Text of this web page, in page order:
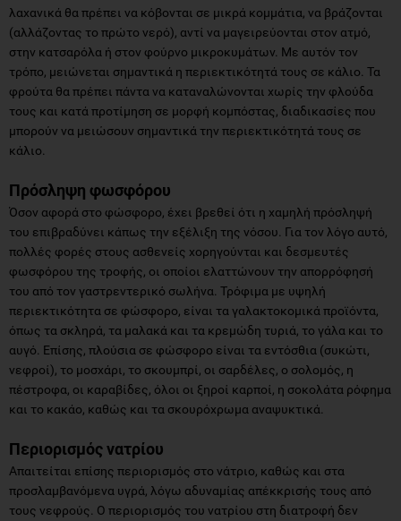
λαχανικά θα πρέπει να κόβονται σε μικρά κομμάτια, να βράζονται
(αλλάζοντας το πρώτο νερό), αντί να μαγειρεύονται στον ατμό,
στην κατσαρόλα ή στον φούρνο μικροκυμάτων. Με αυτόν τον
τρόπο, μειώνεται σημαντικά η περιεκτικότητά τους σε κάλιο. Τα
φρούτα θα πρέπει πάντα να καταναλώνονται χωρίς την φλούδα
τους και κατά προτίμηση σε μορφή κομπόστας, διαδικασίες που
μπορούν να μειώσουν σημαντικά την περιεκτικότητά τους σε
κάλιο.
Πρόσληψη φωσφόρου
Όσον αφορά στο φώσφορο, έχει βρεθεί ότι η χαμηλή πρόσληψή
του επιβραδύνει κάπως την εξέλιξη της νόσου. Για τον λόγο αυτό,
πολλές φορές στους ασθενείς χορηγούνται και δεσμευτές
φωσφόρου της τροφής, οι οποίοι ελαττώνουν την απορρόφησή
του από τον γαστρεντερικό σωλήνα. Τρόφιμα με υψηλή
περιεκτικότητα σε φώσφορο, είναι τα γαλακτοκομικά προϊόντα,
όπως τα σκληρά, τα μαλακά και τα κρεμώδη τυριά, το γάλα και το
αυγό. Επίσης, πλούσια σε φώσφορο είναι τα εντόσθια (συκώτι,
νεφροί), το μοσχάρι, το σκουμπρί, οι σαρδέλες, ο σολομός, η
πέστροφα, οι καραβίδες, όλοι οι ξηροί καρποί, η σοκολάτα ρόφημα
και το κακάο, καθώς και τα σκουρόχρωμα αναψυκτικά.
Περιορισμός νατρίου
Απαιτείται επίσης περιορισμός στο νάτριο, καθώς και στα
προσλαμβανόμενα υγρά, λόγω αδυναμίας απέκκρισής τους από
τους νεφρούς. Ο περιορισμός του νατρίου στη διατροφή δεν